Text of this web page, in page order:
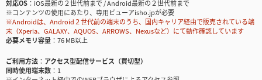
対応OS
iOS最新の２世代前まで / Android最新の２世代前まで
※コンテンツの使用にあたり、専用ビューアisho.jpが必要
※Androidは、Android２世代前の端末のうち、国内キャリア経由で販売されている端
末（Xperia、GALAXY、AQUOS、ARROWS、Nexusなど）にて動作確認しています
必要メモリ容量
76 MB以上
ご利用方法
アクセス型配信サービス（買切型）
同時使用端末数
1